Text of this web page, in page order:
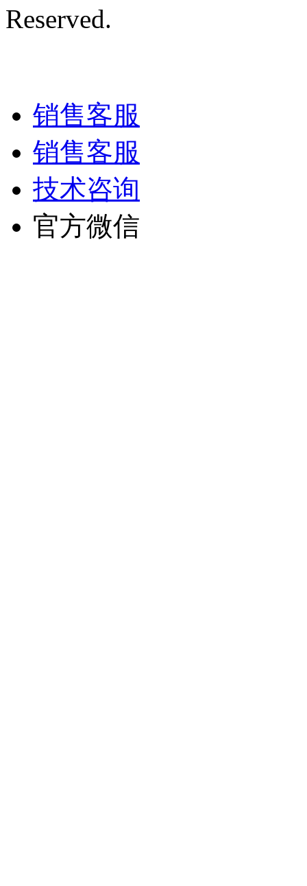
Reserved.
销售客服
销售客服
技术咨询
官方微信